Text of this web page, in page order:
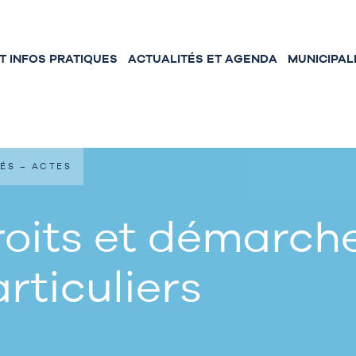
INFOS PRATIQUES ACTUALITÉS ET AGENDA
et
– ACTES